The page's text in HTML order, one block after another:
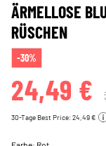
ÄRMELLOSE
RÜSCHEN
-30%
24,49 €
30-Tage Best Price: 24,49 €